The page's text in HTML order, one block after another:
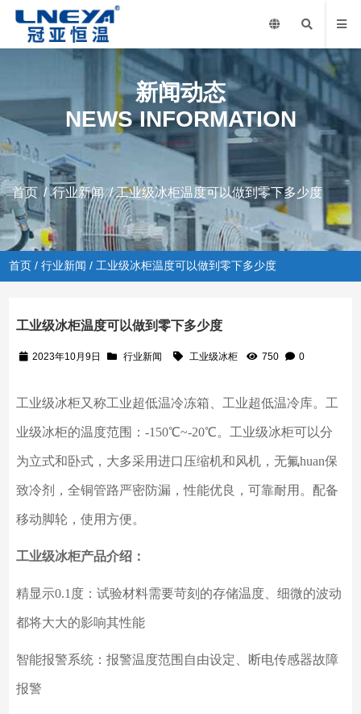
新闻动态
NEWS INFORMATION
首页 /行业新闻/ 工业级冰柜温度可以做到零下多少度
首页 /行业新闻 / 工业级冰柜温度可以做到零下多少度
工业级冰柜温度可以做到零下多少度
2023年10月9日 行业新闻 工业级冰柜 750 0
工业级冰柜又称工业超低温冷冻箱、工业超低温冷库。工
业级冰柜的温度范围： -150℃~-20℃。工业级冰柜可以分
为立式和卧式，大多采用进口压缩机和风机，无氟huan保
致冷剂，全铜管路严密防漏，性能优良，可靠耐用。配备
移动脚轮，使用方便。
工业级冰柜产品介绍：
精显示0.1度：试验材料需要苛刻的存储温度、细微的波动
都将大大的影响其性能
智能报警系统：报警温度范围自由设定、断电传感器故障
报警